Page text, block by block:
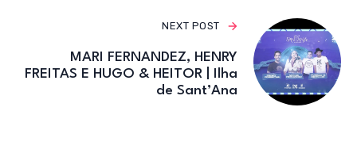
NEXT POST
MARI FERNANDEZ, HENRY
FREITAS E HUGO & HEITOR | Ilha
de Sant’Ana